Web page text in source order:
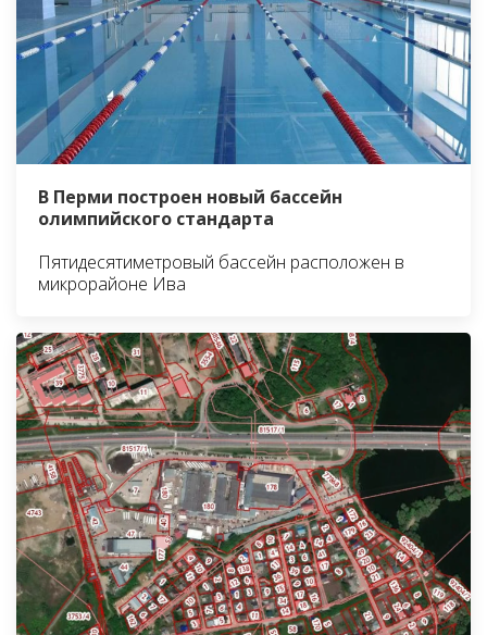
В Перми построен новый бассейн
олимпийского стандарта
Пятидесятиметровый бассейн расположен в
микрорайоне Ива